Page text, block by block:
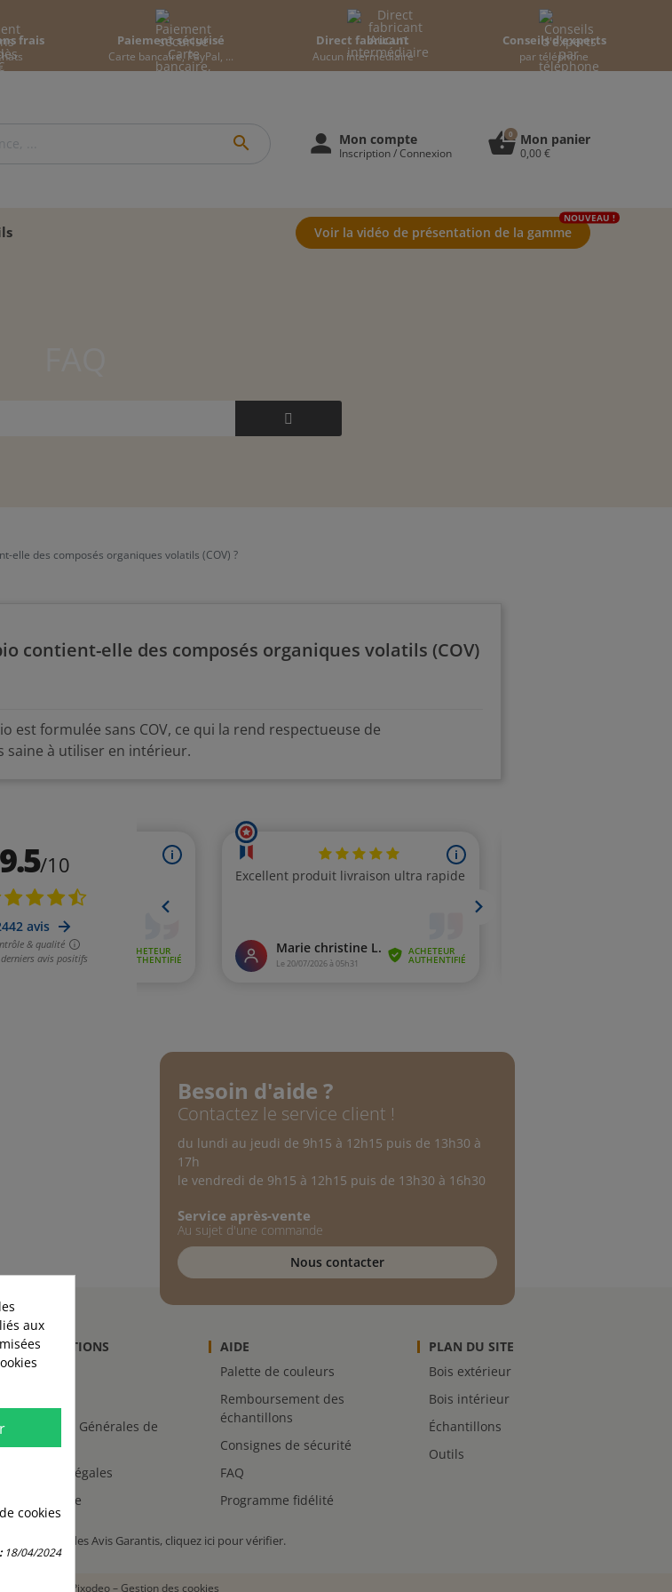
frais Paiement sécurisé
Carte bancaire, PayPal, ...
Direct fabricant
Aucun intermédiaire
Conseils d'experts
par téléphone
search person Mon compte
Inscription / Connexion shopping_basket
0 Mon panier
0,00 €
Voir la vidéo de présentation de la gamme
NOUVEAU !
elle des composés organiques volatils (COV) ?
contient-elle des composés organiques volatils (COV)
est formulée sans COV, ce qui la rend respectueuse de
saine à utiliser en intérieur.
Besoin d'aide ?
Contactez le service client !
du lundi au jeudi de 9h15 à 12h15 puis de 13h30 à
17h
le vendredi de 9h15 à 12h15 puis de 13h30 à 16h30
Service après-vente
Au sujet d'une commande
Nous contacter
INFORMATIONS
Livraison
Conditions Générales de
Vente
Mentions légales
Plan du site
AIDE
Palette de couleurs
Remboursement des
échantillons
Consignes de sécurité
FAQ
Programme fidélité
PLAN DU SITE
Bois extérieur
Bois intérieur
Échantillons
Outils
la Société des Avis Garantis, cliquez ici pour vérifier.
Pixodeo– Gestion des cookies
aux
cookies
18/04/2024